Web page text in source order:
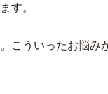
す。
こういったお悩み